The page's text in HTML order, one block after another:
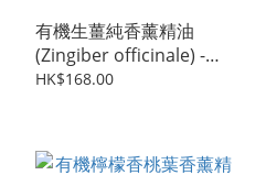
有機生薑純香薰精油
(Zingiber officinale) -
10ML
HK$168.00